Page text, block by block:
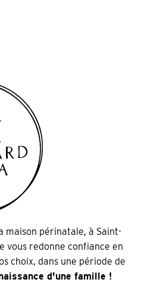
maison périnatale, à Saint-
vous redonne confiance en
choix, dans une période de
d'une famille !